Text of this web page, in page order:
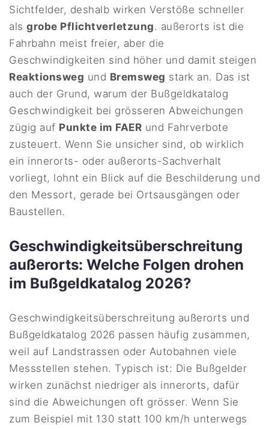
Sichtfelder, deshalb wirken Verstöße schneller
alsgrobe Pflichtverletzung. außerorts ist die
Fahrbahn meist freier, aber die
Geschwindigkeiten sind höher und damit steigen
Reaktionsweg und Bremsweg stark an. Das ist
auch der Grund, warum der Bußgeldkatalog
Geschwindigkeit bei grösseren Abweichungen
zügig auf Punkte im FAER und Fahrverbote
zusteuert. Wenn Sie unsicher sind, ob wirklich
ein innerorts- oder außerorts-Sachverhalt
vorliegt, lohnt ein Blick auf die Beschilderung und
den Messort, gerade bei Ortsausgängen oder
Baustellen.
Geschwindigkeitsüberschreitung
außerorts: Welche Folgen drohen
im Bußgeldkatalog 2026?
Geschwindigkeitsüberschreitung außerorts und
Bußgeldkatalog 2026 passen häufig zusammen,
weil auf Landstrassen oder Autobahnen viele
Messstellen stehen. Typisch ist: Die Bußgelder
wirken zunächst niedriger als innerorts, dafür
sind die Abweichungen oft grösser. Wenn Sie
zum Beispiel mit 130 statt 100 km/h unterwegs